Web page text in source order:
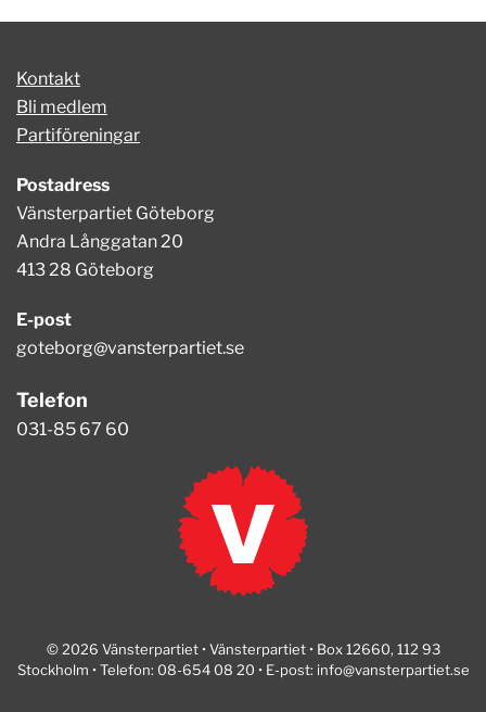
Kontakt
Bli medlem
Partiföreningar
Postadress
Vänsterpartiet Göteborg
Andra Långgatan 20
413 28 Göteborg
E-post
goteborg@vansterpartiet.se
Telefon
031-85 67 60
© 2026 Vänsterpartiet • Vänsterpartiet • Box 12660, 112 93
Stockholm • Telefon: 08-654 08 20 • E-post: info@vansterpartiet.se